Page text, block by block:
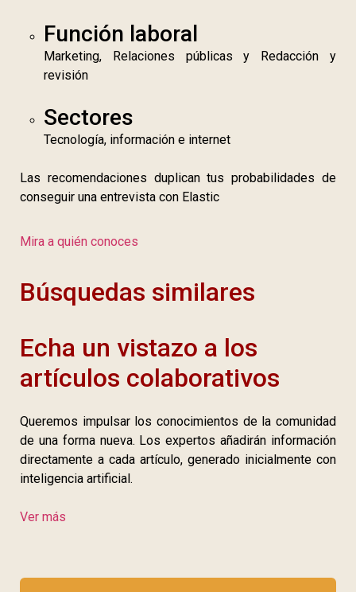
Función laboral
Marketing, Relaciones públicas y Redacción y
revisión
Sectores
Tecnología, información e internet
Las recomendaciones duplican tus probabilidades de
conseguir una entrevista con Elastic
Mira a quién conoces
Búsquedas similares
Echa un vistazo a los
artículos colaborativos
Queremos impulsar los conocimientos de la comunidad
de una forma nueva. Los expertos añadirán información
directamente a cada artículo, generado inicialmente con
inteligencia artificial.
Ver más